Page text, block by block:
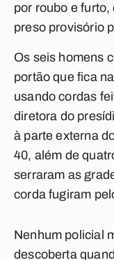
por roubo e
preso provisório
Os seis homens
portão que fica
usando cordas
diretora do
à parte externa
40, além de
serraram as
corda fugiram
Nenhum policial
descoberta